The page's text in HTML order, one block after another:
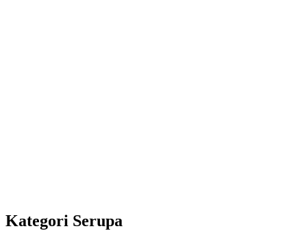
Kategori Serupa